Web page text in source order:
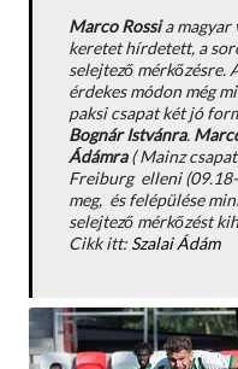
Marco Rossia magyar
keretet hírdetett, a
selejtező mérkőzésre.
érdekes módon még
paksi csapat két jó
Bognár Istvánra.
Ádámra( Mainz
Freiburg elleni
meg, és felépülése
selejtező mérkőzést
Cikk itt: Szalai Ádám